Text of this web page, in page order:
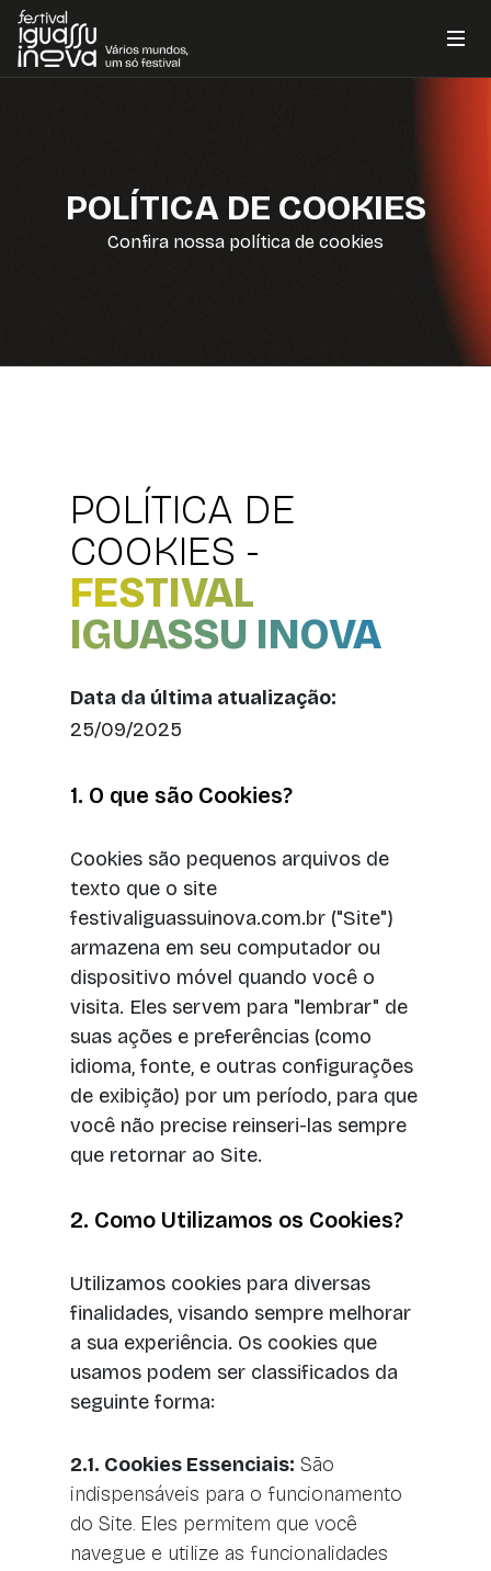
POLÍTICA DE COOKIES
Confira nossa política de cookies
POLÍTICA DE
COOKIES -
FESTIVAL
IGUASSU INOVA
Data da última atualização:
25/09/2025
1. O que são Cookies?
Cookies são pequenos arquivos de
texto que o site
festivaliguassuinova.com.br ("Site")
armazena em seu computador ou
dispositivo móvel quando você o
visita. Eles servem para "lembrar" de
suas ações e preferências (como
idioma, fonte, e outras configurações
de exibição) por um período, para que
você não precise reinseri-las sempre
que retornar ao Site.
2. Como Utilizamos os Cookies?
Utilizamos cookies para diversas
finalidades, visando sempre melhorar
a sua experiência. Os cookies que
usamos podem ser classificados da
seguinte forma:
2.1. Cookies Essenciais: São
indispensáveis para o funcionamento
do Site. Eles permitem que você
navegue e utilize as funcionalidades